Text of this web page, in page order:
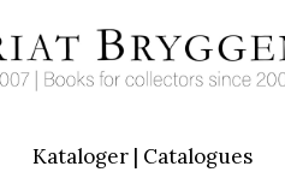
Kataloger | Catalogues